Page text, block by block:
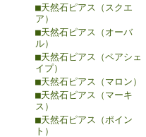
■天然石ピアス（スクエ
ア）
■天然石ピアス（オーバ
ル）
■天然石ピアス（ペアシェ
イプ）
■天然石ピアス（マロン）
■天然石ピアス（マーキ
ス）
■天然石ピアス（ポイン
ト）